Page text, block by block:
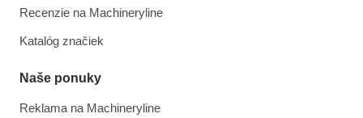
Recenzie na Machineryline
Katalóg značiek
Naše ponuky
Reklama na Machineryline